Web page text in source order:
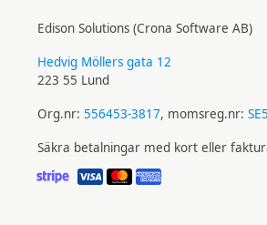
Edison Solutions (Crona Software AB)
Hedvig Möllers gata 12
223 55 Lund
Org.nr: 556453-3817, momsreg.nr:
Säkra betalningar med kort eller